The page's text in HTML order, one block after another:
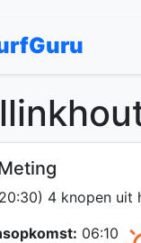
4 knopen uit
06:10